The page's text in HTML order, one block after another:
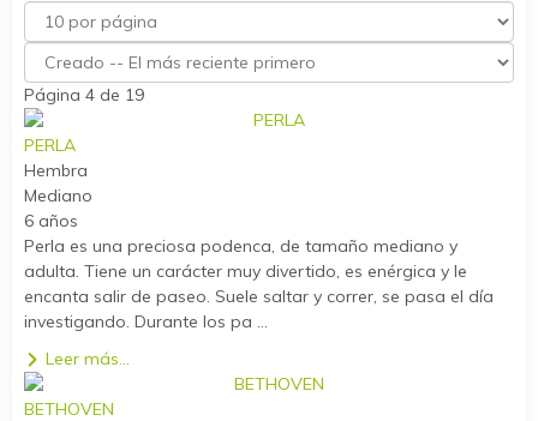
Página 4 de 19
PERLA
Hembra
Mediano
6 años
Perla es una preciosa podenca, de tamaño mediano y
adulta. Tiene un carácter muy divertido, es enérgica y le
encanta salir de paseo. Suele saltar y correr, se pasa el día
investigando. Durante los pa ...
Leer más...
BETHOVEN